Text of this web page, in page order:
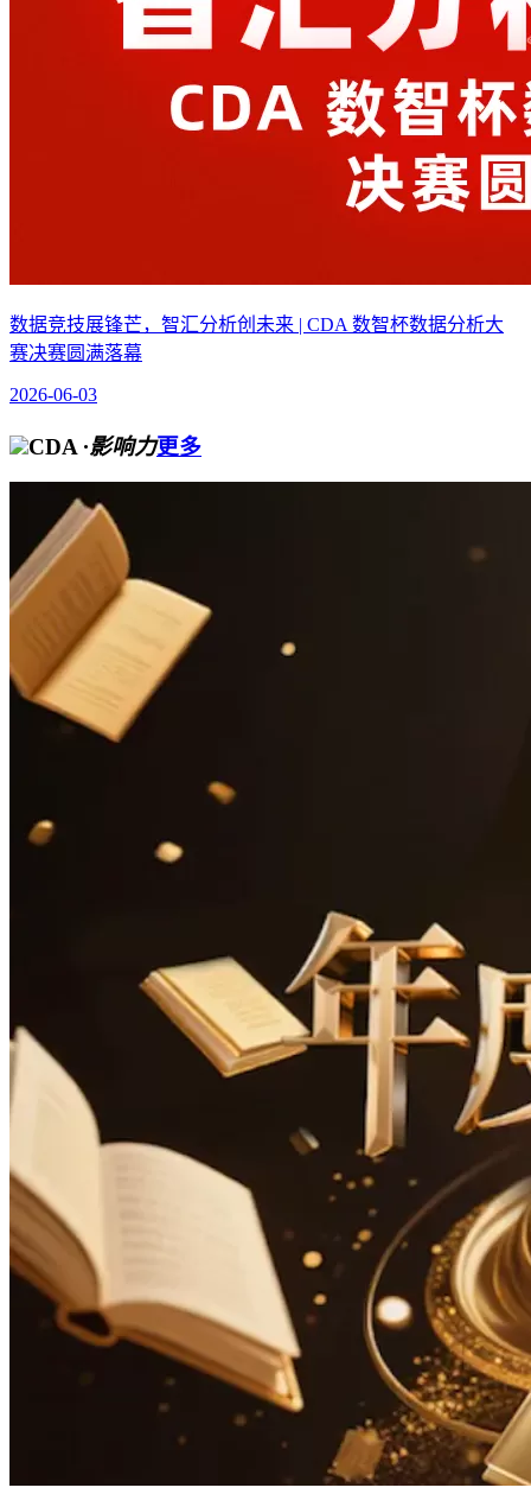
数据竞技展锋芒，智汇分析创未来 | CDA 数智杯数据分析大
赛决赛圆满落幕
2026-06-03
CDA ·影响力更多